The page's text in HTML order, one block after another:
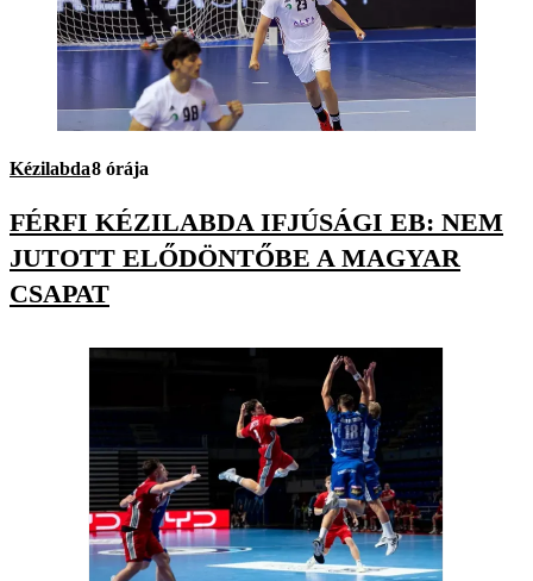
Kézilabda8 órája
FÉRFI KÉZILABDA IFJÚSÁGI EB: NEM
JUTOTT ELŐDÖNTŐBE A MAGYAR
CSAPAT